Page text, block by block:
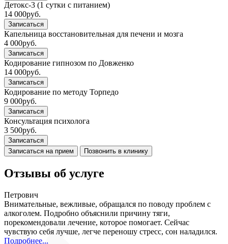
Детокс-3 (1 сутки с питанием)
14 000руб.
Записаться
Капельница восстановительная для печени и мозга
4 000руб.
Записаться
Кодирование гипнозом по Довженко
14 000руб.
Записаться
Кодирование по методу Торпедо
9 000руб.
Записаться
Консультация психолога
3 500руб.
Записаться
Записаться на прием
Позвонить в клинику
Отзывы об услуге
Петрович
Внимательные, вежливые, обращался по поводу проблем с
алкоголем. Подробно объяснили причину тяги,
порекомендовали лечение, которое помогает. Сейчас
чувствую себя лучше, легче переношу стресс, сон наладился.
Подробнее...